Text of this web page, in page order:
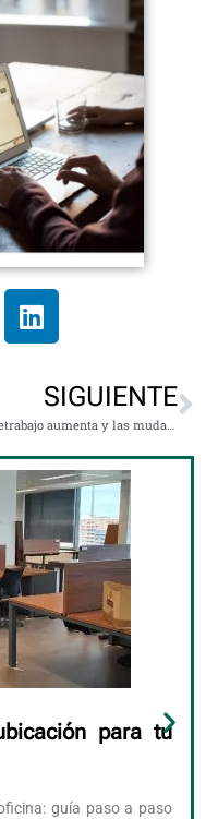
SIGUIENTE
El teletrabajo aumenta y las mudanzas a las afueras también
para tu
guía paso a paso